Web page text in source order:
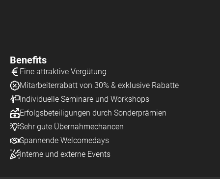
Benefits
Eine attraktive Vergütung
Mitarbeiterrabatt von 30% & exklusive Rabatte
Individuelle Seminare und Workshops
Erfolgsbeteiligungen durch Sonderprämien
Sehr gute Übernahmechancen
Spannende Welcomedays
Interne und externe Events